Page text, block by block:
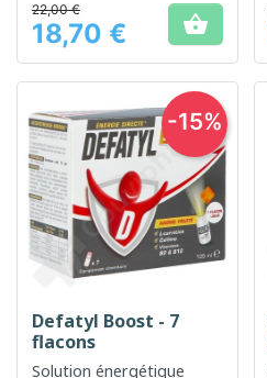
Prix
22,00 €
18,70 € 
Defatyl Boost - 7
flacons
Solution énergétique
-15%